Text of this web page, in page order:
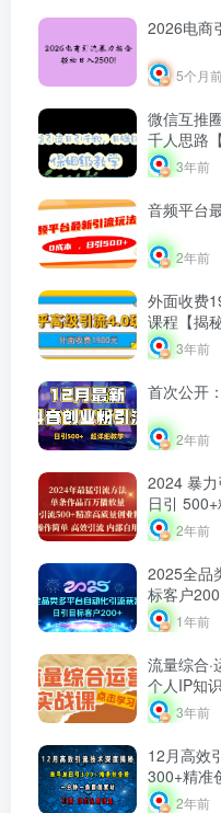
2026电商
5个月
微信互推
千人思路
3年前
音频平台
2年前
外面收费
课程【揭秘
3年前
首次公开
2年前
2024 暴
日引 500+
2年前
2025全品
标客户
1年前
流量综合·
个人IP知
3年前
12月高效
300+精准
爆你的私域
2年前